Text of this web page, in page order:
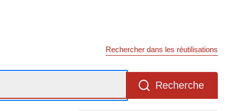
Rechercher dans les réutilisations
Recherche